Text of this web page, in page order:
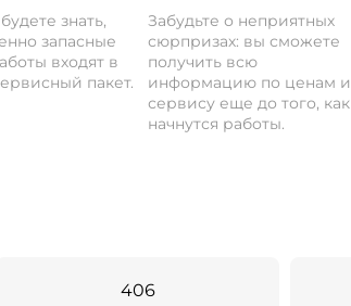
знать,
запасные
входят в
пакет.
Забудьте о неприятных
сюрпризах: вы сможете
получить всю
информацию по ценам и
сервису еще до того, как
начнутся работы.
406